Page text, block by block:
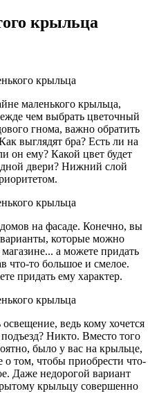
крыльца
маленького крыльца,
чем выбрать цветочный
гнома, важно обратить
выглядят бра? Есть ли на
он ему? Какой цвет будет
двери? Нижний слой
на фасаде. Конечно, вы
которые можно
а можете придать
что-то большое и смелое.
придать ему характер.
ведь кому хочется
Никто. Вместо того
было у вас на крыльце,
о том, чтобы приобрести что-
Даже недорогой вариант
крыльцу совершенно